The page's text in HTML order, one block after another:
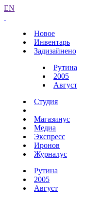
EN
Новое
Инвентарь
Задизайнено
Рутина
2005
Август
Студия
Магазинус
Медиа
Экспресс
Иронов
Журналус
Рутина
2005
Август